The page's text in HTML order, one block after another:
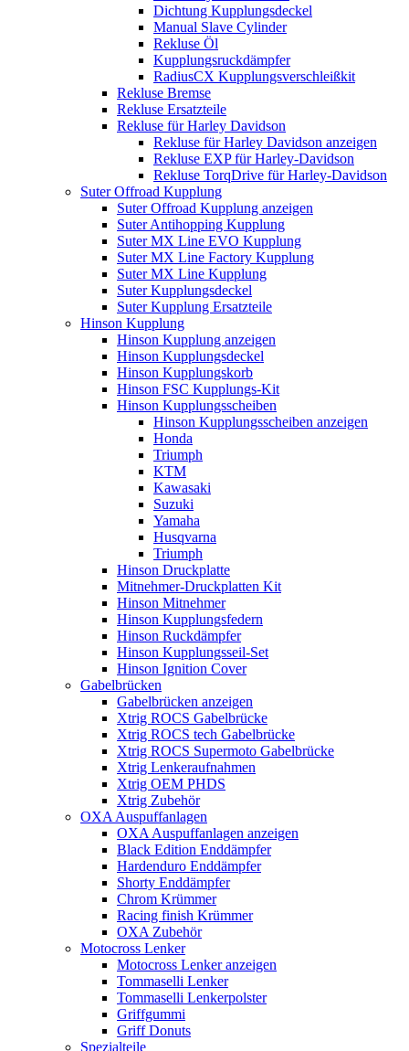
Dichtung Kupplungsdeckel
Manual Slave Cylinder
Rekluse Öl
Kupplungsruckdämpfer
RadiusCX Kupplungsverschleißkit
Rekluse Bremse
Rekluse Ersatzteile
Rekluse für Harley Davidson
Rekluse für Harley Davidson anzeigen
Rekluse EXP für Harley-Davidson
Rekluse TorqDrive für Harley-Davidson
Suter Offroad Kupplung
Suter Offroad Kupplung anzeigen
Suter Antihopping Kupplung
Suter MX Line EVO Kupplung
Suter MX Line Factory Kupplung
Suter MX Line Kupplung
Suter Kupplungsdeckel
Suter Kupplung Ersatzteile
Hinson Kupplung
Hinson Kupplung anzeigen
Hinson Kupplungsdeckel
Hinson Kupplungskorb
Hinson FSC Kupplungs-Kit
Hinson Kupplungsscheiben
Hinson Kupplungsscheiben anzeigen
Honda
Triumph
KTM
Kawasaki
Suzuki
Yamaha
Husqvarna
Triumph
Hinson Druckplatte
Mitnehmer-Druckplatten Kit
Hinson Mitnehmer
Hinson Kupplungsfedern
Hinson Ruckdämpfer
Hinson Kupplungsseil-Set
Hinson Ignition Cover
Gabelbrücken
Gabelbrücken anzeigen
Xtrig ROCS Gabelbrücke
Xtrig ROCS tech Gabelbrücke
Xtrig ROCS Supermoto Gabelbrücke
Xtrig Lenkeraufnahmen
Xtrig OEM PHDS
Xtrig Zubehör
OXA Auspuffanlagen
OXA Auspuffanlagen anzeigen
Black Edition Enddämpfer
Hardenduro Enddämpfer
Shorty Enddämpfer
Chrom Krümmer
Racing finish Krümmer
OXA Zubehör
Motocross Lenker
Motocross Lenker anzeigen
Tommaselli Lenker
Tommaselli Lenkerpolster
Griffgummi
Griff Donuts
Spezialteile